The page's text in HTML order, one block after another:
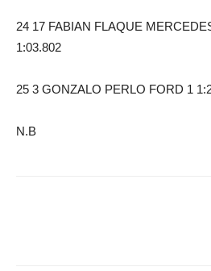
24 17 FABIAN FLAQUE
1:03.802
25 3 GONZALO PERLO FORD 1
N.B